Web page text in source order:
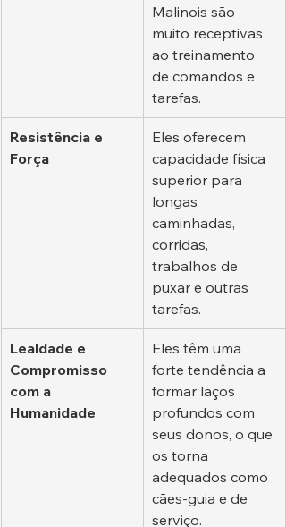
Malinois são
muito receptivas
ao treinamento
de comandos e
tarefas.
Resistência e
Força
Eles oferecem
capacidade física
superior para
longas
caminhadas,
corridas,
trabalhos de
puxar e outras
tarefas.
Lealdade e
Compromisso
com a
Humanidade
Eles têm uma
forte tendência a
formar laços
profundos com
seus donos, o que
os torna
adequados como
cães-guia e de
serviço.